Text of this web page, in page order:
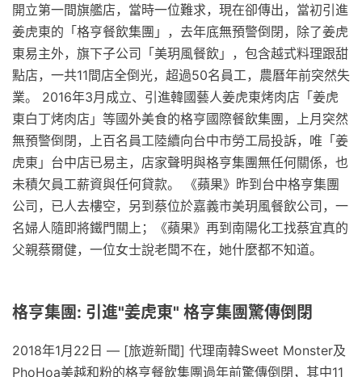
開立第一間旗艦店，當時一位難求，現在卻傳出，當初引進
姜虎東的「格亨餐飲集團」，去年底無預警倒閉，除了姜虎
東易主外，旗下子公司「美玥風餐飲」，包含越式料理跟甜
點店，一共11間店全倒光，超過50名員工，農曆年前突然失
業。 2016年3月成立、引進韓國藝人姜虎東烤肉店「姜虎
東白丁烤肉店」等國外美食的格亨國際餐飲集團，上月突然
無預警倒閉，上百名員工陸續向台中市勞工局投訴，唯「姜
虎東」台中店已易主，店家聲明與格亨集團無任何關係，也
未積欠員工薪資與任何貸款。 《蘋果》昨到台中格亨集團
公司，已人去樓空，另到蔡位於嘉義市美玥風餐飲公司，一
名婦人隨即將鐵門關上；《蘋果》再到南陽化工找蔡宜真的
父親蔡爾健，一位女士說老闆不在，她什麼都不知道。
格亨集團: 引進"姜虎東" 格亨集團驚傳倒閉
2018年1月22日 — [旅遊新聞] 代理南韓Sweet Monster及
PhoHoa美越和粉的格亨餐飲集團過年前驚傳倒閉，其中11